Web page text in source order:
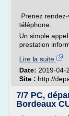
Prenez
téléphone.
Un simple
prestation
Lire la suite
Date: 2019-04-
Site : http://
7/7 PC,
Bordeaux